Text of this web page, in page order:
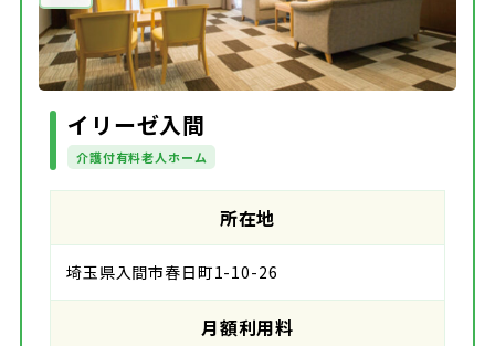
イリーゼ入間
介護付有料老人ホーム
所在地
埼玉県入間市春日町1-10-26
月額利用料